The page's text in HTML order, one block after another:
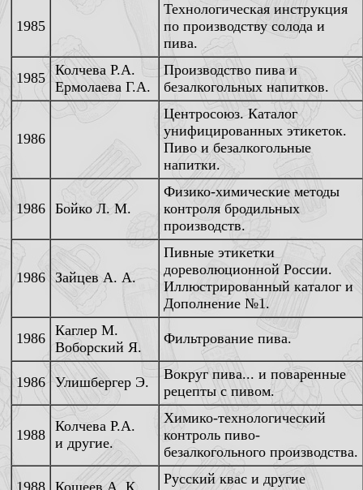
1985
Технологическая инструкция
по производству солода и
пива.
1985 Колчева Р.А.
Ермолаева Г.А.
Производство пива и
безалкогольных напитков.
1986
Центросоюз. Каталог
унифицированных этикеток.
Пиво и безалкогольные
напитки.
1986 Бойко Л. М.
Физико-химические методы
контроля бродильных
производств.
1986 Зайцев А. А.
Пивные этикетки
дореволюционной России.
Иллюстрированный каталог и
Дополнение №1.
1986 Каглер М.
Воборский Я.
Фильтрование пива.
1986 Улишбергер Э.
Вокруг пива... и поваренные
рецепты с пивом.
1988
Колчева Р.А.
и другие.
Химико-технологический
контроль пиво-
безалкогольного производства.
1988 Кощеев А. К.
Русский квас и другие